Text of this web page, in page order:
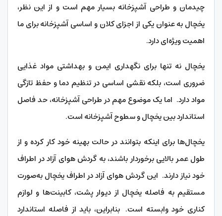
چیدمان و طراحی آشپزخانه بسیار مهم است و از این نظر،
یخچال به عنوان یکی از اجزای کلان و اساسی آشپزخانه برای ما
اهمیت ویژه‌ای دارد.
یخچال نه تنها برای نگهداری ایمن و بهداشتی مواد غذایی
ضروری است، بلکه نقشی اساسی در تنظیم دما و حفظ تازگی
مواد دارد. اما یک موضوع مهم در طراحی آشپزخانه، حد فاصل
استاندارد بین یخچال و سطوح آشپزخانه است.
یخچال‌ها برای اینکه بتوانند در حالت بهینه خود کار کرده و از
طول عمر بالایی برخوردار باشند، به گردش هوای آزاد در اطراف
خود نیاز دارند. این گردش هوای آزاد در اطراف یخچال به‌صورت
مستقیم به فاصله یخچال از دیوار پشت، کابینت‌ها و لوازم
کناری خود وابسته است. بنابراین، باید از فاصله استاندارد